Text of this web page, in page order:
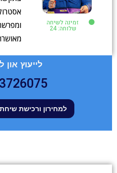
זמינה לשיחה
שלוחה: 24
לייעוץ און
למחירון ורכישת